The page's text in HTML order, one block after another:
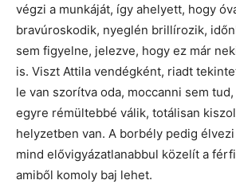
végzi a munkáját, így ahelyett, hogy
bravúroskodik, nyeglén brillírozik,
sem figyelne, jelezve, hogy ez már
is. Viszt Attila vendégként, riadt
le van szorítva oda, moccanni sem
egyre rémültebbé válik, totálisan
helyzetben van. A borbély pedig
mind elővigyázatlanabbul közelít a
amiből komoly baj lehet.